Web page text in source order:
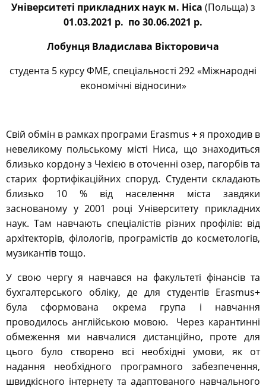
Університеті прикладних наук м. Ніса (Польща) з
01.03.2021 р. по 30.06.2021 р.
Лобунця Владислава Вікторовича
студента 5 курсу ФМЕ, спеціальності 292«Міжнародні
економічні відносини»
Свій обмін в рамках програми Erasmus + я проходив в
невеликому польському місті Ниса, що знаходиться
близько кордону з Чехією в оточенні озер, пагорбів та
старих фортифікаційних споруд. Студенти складають
близько 10 % від населення міста завдяки
заснованому у 2001 році Університету прикладних
наук. Там навчають спеціалістів різних профілів: від
архітекторів, філологів, програмістів до косметологів,
музикантів тощо.
У свою чергу я навчався на факультеті фінансів та
бухгалтерського обліку, де для студентів Erasmus+
була сформована окрема група і навчання
проводилось англійською мовою. Через карантинні
обмеження ми навчалися дистанційно, проте для
цього було створено всі необхідні умови, як от
надання необхідного програмного забезпечення,
швидкісного інтернету та адаптованого навчального